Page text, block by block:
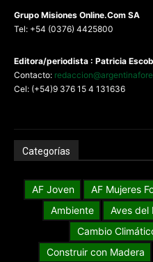
Grupo Misiones Online.Com SA
Tel: +54 (0376) 4425800
Editora/periodista : Patricia
Contacto:
Cel: (+54)9 376 15 4 131636
Categorías
AF Joven AF Mujeres
Ambiente
Aves del
Cambio
Construir con Madera